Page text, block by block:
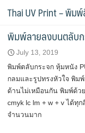
Thai UV Print – พิมพ์
Tag:พิมพ์ตลับ
พิมพ์ลายลงบนตลับก
July 13, 2019
พิมพ์ตลับกระจก หุ้มหนัง
กลมและรูปทรงหัวใจ พิม
ด้านไม่เหมือนกัน พิมพ์ด้ว
cmyk lc lm + w + v ได้ทุ
จำนวนมาก